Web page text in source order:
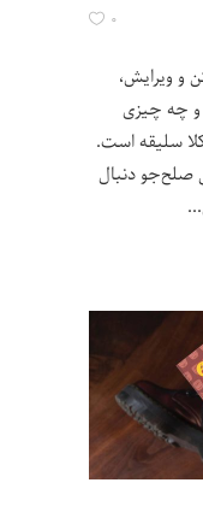
۰
و ویرایش،
و چه چیزی
سلیقه است.
صلح‌جو دنبال